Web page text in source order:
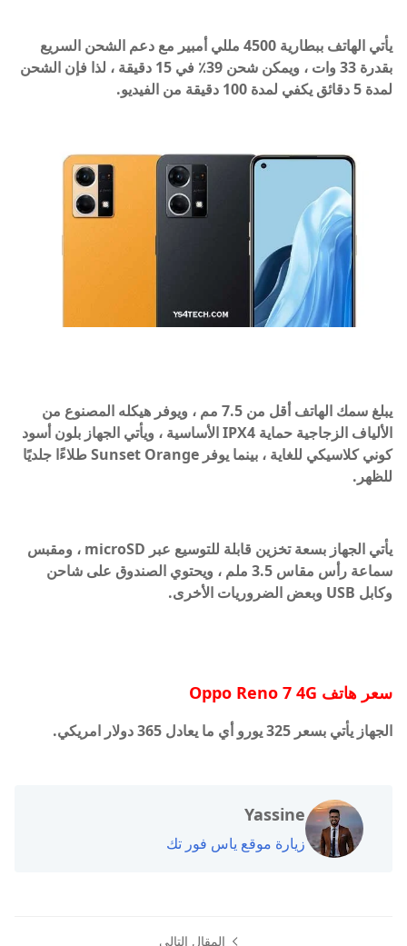
يأتي الهاتف ببطارية 4500 مللي أمبير مع دعم الشحن السريع
بقدرة 33 وات ، ويمكن شحن 39٪ في 15 دقيقة ، لذا فإن الشحن
لمدة 5 دقائق يكفي لمدة 100 دقيقة من الفيديو.
يبلغ سمك الهاتف أقل من 7.5 مم ، ويوفر هيكله المصنوع من
الألياف الزجاجية حماية IPX4 الأساسية ، ويأتي الجهاز بلون أسود
كوني كلاسيكي للغاية ، بينما يوفر Sunset Orange طلاءًا جلديًا
للظهر.
يأتي الجهاز بسعة تخزين قابلة للتوسيع عبر microSD ، ومقبس
سماعة رأس مقاس 3.5 ملم ، ويحتوي الصندوق على شاحن
وكابل USB وبعض الضروريات الأخرى.
سعر هاتف Oppo Reno 7 4G
الجهاز يأتي بسعر 325 يورو أي ما يعادل 365 دولار امريكي.
Yassine
زيارة موقع ياس فور تك
المقال التالي